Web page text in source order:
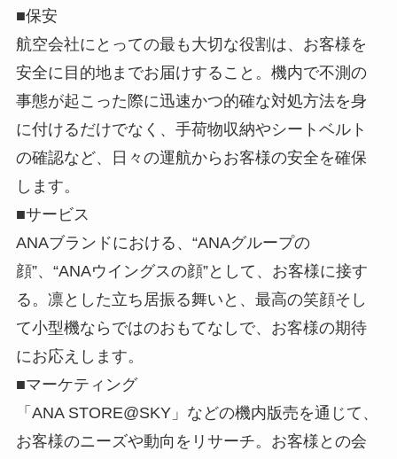
■保安
航空会社にとっての最も大切な役割は、お客様を
安全に目的地までお届けすること。機内で不測の
事態が起こった際に迅速かつ的確な対処方法を身
に付けるだけでなく、手荷物収納やシートベルト
の確認など、日々の運航からお客様の安全を確保
します。
■サービス
ANAブランドにおける、“ANAグループの
顔”、“ANAウイングスの顔”として、お客様に接す
る。凛とした立ち居振る舞いと、最高の笑顔そし
て小型機ならではのおもてなしで、お客様の期待
にお応えします。
■マーケティング
「ANA STORE@SKY」などの機内版売を通じて、
お客様のニーズや動向をリサーチ。お客様との会